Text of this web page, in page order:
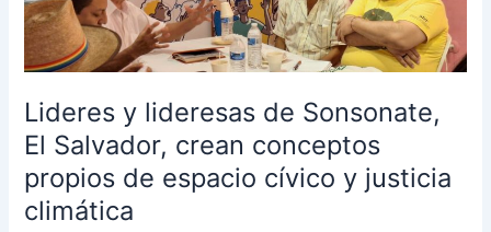
Lideres y lideresas de Sonsonate,
El Salvador, crean conceptos
propios de espacio cívico y justicia
climática
El
Salvador,
crean
propios
de
espacio
cívico
y